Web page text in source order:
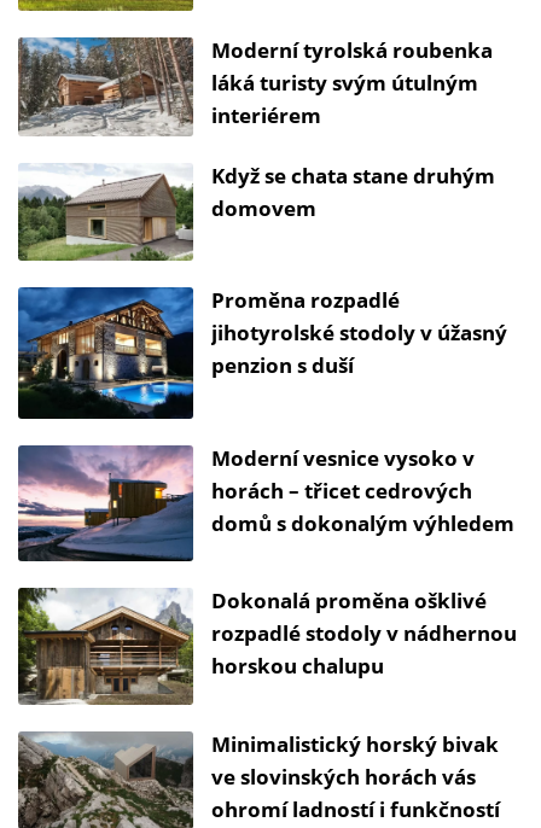
Moderní tyrolská roubenka
láká turisty svým útulným
interiérem
Když se chata stane druhým
domovem
Proměna rozpadlé
jihotyrolské stodoly v úžasný
penzion s duší
Moderní vesnice vysoko v
horách – třicet cedrových
domů s dokonalým výhledem
Dokonalá proměna ošklivé
rozpadlé stodoly v nádhernou
horskou chalupu
Minimalistický horský bivak
ve slovinských horách vás
ohromí ladností i funkčností